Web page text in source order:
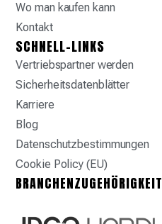
Wo man kaufen kann
Kontakt
SCHNELL-LINKS
Vertriebspartner werden
Sicherheitsdatenblätter
Karriere
Blog
Datenschutzbestimmungen
Cookie Policy (EU)
BRANCHENZUGEHÖRIGKEIT